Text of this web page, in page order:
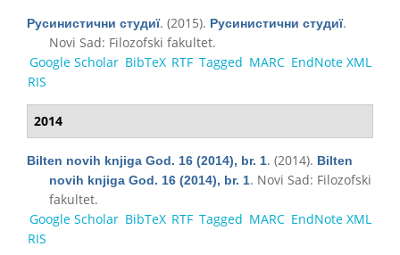
Русинистични студиї. (2015). Русинистични студиї.
Novi Sad: Filozofski fakultet.
Google Scholar BibTeX RTF Tagged MARC EndNote XML
RIS
2014
Bilten novih knjiga God. 16 (2014), br. 1. (2014). Bilten
novih knjiga God. 16 (2014), br. 1. Novi Sad: Filozofski
fakultet.
Google Scholar BibTeX RTF Tagged MARC EndNote XML
RIS